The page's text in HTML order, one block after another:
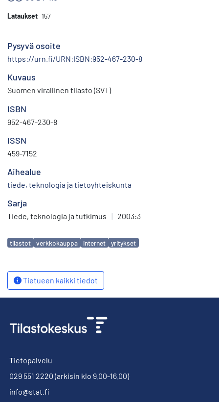
Lataukset 157
Pysyvä osoite
https://urn.fi/URN:ISBN:952-467-230-8
Kuvaus
Suomen virallinen tilasto (SVT)
ISBN
952-467-230-8
ISSN
459-7152
Aihealue
tiede, teknologia ja tietoyhteiskunta
Sarja
Tiede, teknologia ja tutkimus | 2003:3
Avainsanat
tilastot verkkokauppa internet yritykset
Tietueen kaikki tiedot
Tietopalvelu
029 551 2220 (arkisin klo 9.00-16.00)
info@stat.fi